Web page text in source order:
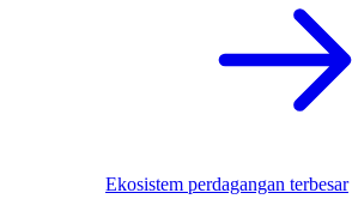
Ekosistem perdagangan terbesar